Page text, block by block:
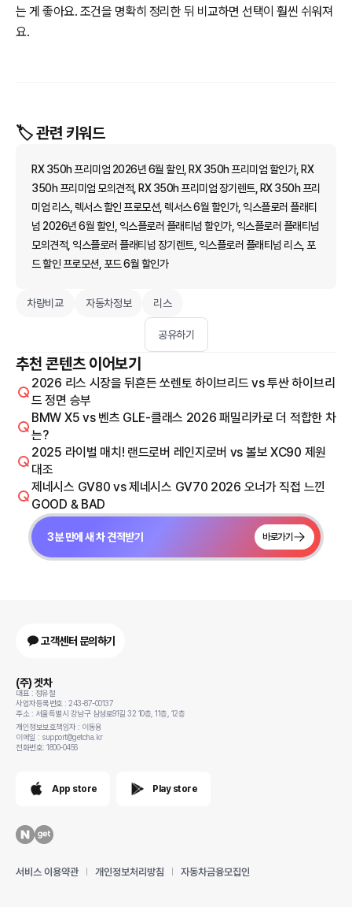
는 게 좋아요. 조건을 명확히 정리한 뒤 비교하면 선택이 훨씬 쉬워져
요.
🏷️ 관련 키워드
RX 350h 프리미엄 2026년 6월 할인, RX 350h 프리미엄 할인가, RX
350h 프리미엄 모의견적, RX 350h 프리미엄 장기렌트, RX 350h 프리
미엄 리스, 렉서스 할인 프로모션, 렉서스 6월 할인가, 익스플로러 플래티
넘 2026년 6월 할인, 익스플로러 플래티넘 할인가, 익스플로러 플래티넘
모의견적, 익스플로러 플래티넘 장기렌트, 익스플로러 플래티넘 리스, 포
드 할인 프로모션, 포드 6월 할인가
차량비교 자동차정보 리스
공유하기
추천 콘텐츠 이어보기
2026 리스 시장을 뒤흔든 쏘렌토 하이브리드 vs 투싼 하이브리
드 정면 승부
BMW X5 vs 벤츠 GLE-클래스 2026 패밀리카로 더 적합한 차
는?
2025 라이벌 매치! 랜드로버 레인지로버 vs 볼보 XC90 제원
대조
제네시스 GV80 vs 제네시스 GV70 2026 오너가 직접 느낀
GOOD & BAD
3분 만에 새 차 견적받기 바로가기
고객센터 문의하기
(주) 겟차
대표 : 정유철
사업자등록번호 : 243-87-00137
주소 : 서울특별시 강남구 삼성로91길 32 10층, 11층, 12층
개인정보보호책임자 : 이동용
이메일 : support@getcha.kr
전화번호: 1800-0456
App store Play store
서비스 이용약관 개인정보처리방침 자동차금융모집인